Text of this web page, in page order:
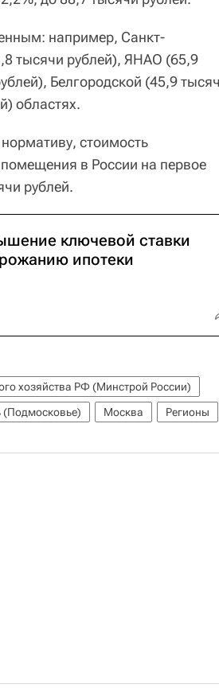
например, Санкт-
тысячи рублей), ЯНАО (65,9
Белгородской (45,9
областях.
стоимость
в России на первое
рублей.
ключевой ставки
ипотеки
хозяйства РФ (Минстрой России)
(Подмосковье) Москва
Регионы